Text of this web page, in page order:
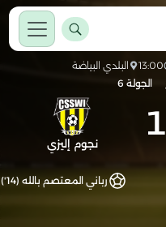
13:00
البلدي البياضة
الجولة 6
1 نجوم إليزي
رباني المعتصم بالله (14')